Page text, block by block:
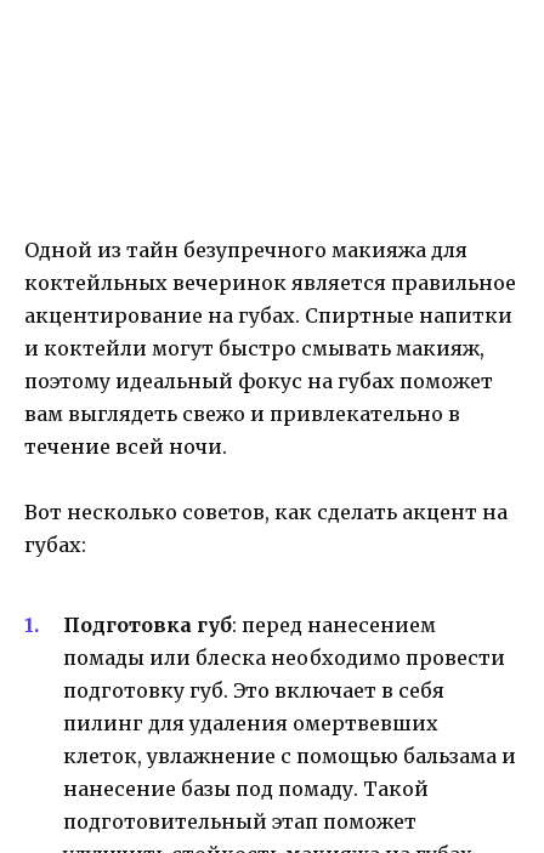
Одной из тайн безупречного макияжа для
коктейльных вечеринок является правильное
акцентирование на губах. Спиртные напитки
и коктейли могут быстро смывать макияж,
поэтому идеальный фокус на губах поможет
вам выглядеть свежо и привлекательно в
течение всей ночи.
Вот несколько советов, как сделать акцент на
губах:
Подготовка губ: перед нанесением
помады или блеска необходимо провести
подготовку губ. Это включает в себя
пилинг для удаления омертвевших
клеток, увлажнение с помощью бальзама и
нанесение базы под помаду. Такой
подготовительный этап поможет